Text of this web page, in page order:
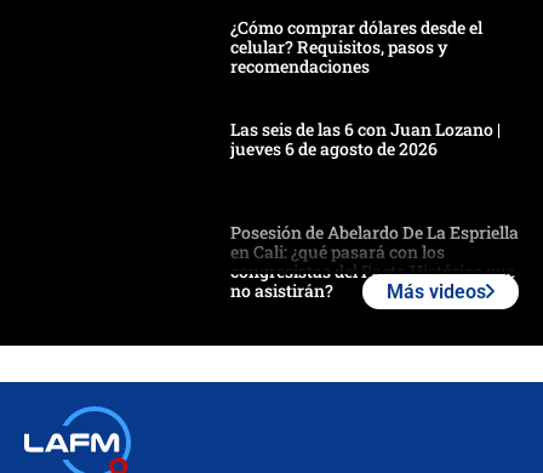
¿Cómo comprar dólares desde el
celular? Requisitos, pasos y
recomendaciones
Las seis de las 6 con Juan Lozano |
jueves 6 de agosto de 2026
Posesión de Abelardo De La Espriella
en Cali: ¿qué pasará con los
congresistas del Pacto Histórico que
no asistirán?
Más videos